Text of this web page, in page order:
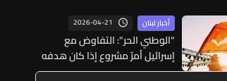
أخبار لبنان 2026-04-21
"الوطني الحر": التفاوض مع
إسرائيل أمرٌ مشروع إذا كان هدفه
تحقيق الإنسحاب وإستعادة